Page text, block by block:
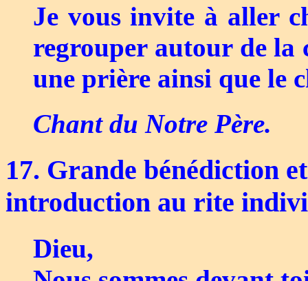
Je vous invite à aller
regrouper autour de la
une prière ainsi que le
Chant du Notre Père.
17. Grande bénédiction
introduction au rite
Dieu,